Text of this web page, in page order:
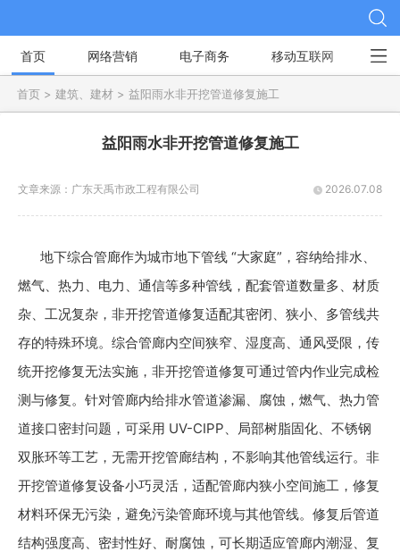
首页 网络营销 电子商务 移动互联网 社
首页 > 建筑、建材 > 益阳雨水非开挖管道修复施工
益阳雨水非开挖管道修复施工
2026.07.08
文章来源： 广东天禹市政工程有限公司
地下综合管廊作为城市地下管线 “大家庭”，容纳给排水、
燃气、热力、电力、通信等多种管线，配套管道数量多、材质
杂、工况复杂，非开挖管道修复适配其密闭、狭小、多管线共
存的特殊环境。综合管廊内空间狭窄、湿度高、通风受限，传
统开挖修复无法实施，非开挖管道修复可通过管内作业完成检
测与修复。针对管廊内给排水管道渗漏、腐蚀，燃气、热力管
道接口密封问题，可采用 UV-CIPP、局部树脂固化、不锈钢
双胀环等工艺，无需开挖管廊结构，不影响其他管线运行。非
开挖管道修复设备小巧灵活，适配管廊内狭小空间施工，修复
材料环保无污染，避免污染管廊环境与其他管线。修复后管道
结构强度高、密封性好、耐腐蚀，可长期适应管廊内潮湿、复